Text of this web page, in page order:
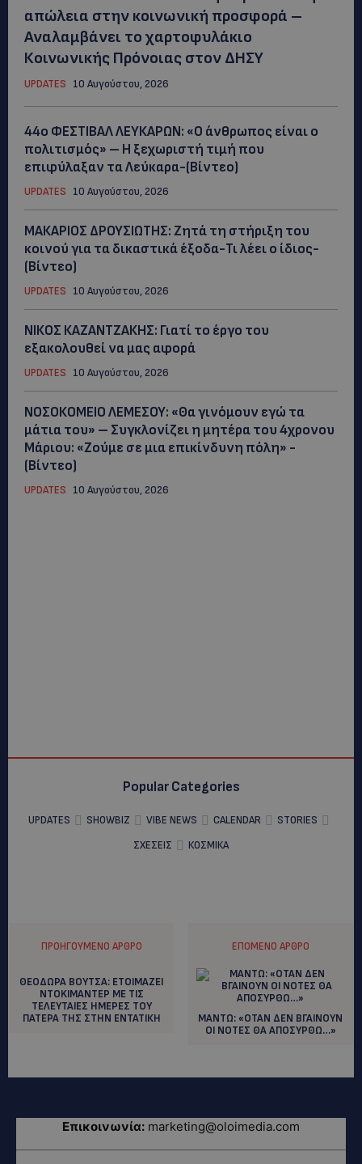
απώλεια στην κοινωνική προσφορά –
Αναλαμβάνει το χαρτοφυλάκιο
Κοινωνικής Πρόνοιας στον ΔΗΣΥ
UPDATES 10 Αυγούστου, 2026
44ο ΦΕΣΤΙΒΑΛ ΛΕΥΚΑΡΩΝ: «Ο άνθρωπος είναι ο
πολιτισμός» – Η ξεχωριστή τιμή που
επιφύλαξαν τα Λεύκαρα-(Βίντεο)
UPDATES 10 Αυγούστου, 2026
ΜΑΚΑΡΙΟΣ ΔΡΟΥΣΙΩΤΗΣ: Ζητά τη στήριξη του
κοινού για τα δικαστικά έξοδα-Τι λέει ο ίδιος-
(Βίντεο)
UPDATES 10 Αυγούστου, 2026
ΝΙΚΟΣ ΚΑΖΑΝΤΖΑΚΗΣ: Γιατί το έργο του
εξακολουθεί να μας αφορά
UPDATES 10 Αυγούστου, 2026
ΝΟΣΟΚΟΜΕΙΟ ΛΕΜΕΣΟΥ: «Θα γινόμουν εγώ τα
μάτια του» – Συγκλονίζει η μητέρα του 4χρονου
Μάριου: «Ζούμε σε μια επικίνδυνη πόλη» -
(Βίντεο)
UPDATES 10 Αυγούστου, 2026
Popular Categories
UPDATES SHOWBIZ VIBE NEWS CALENDAR
STORIES
ΣΧΕΣΕΙΣ
ΚΟΣΜΙΚΑ
ΠΡΟΗΓΟΎΜΕΝΟ ΆΡΘΡΟ
ΘΕΟΔΩΡΑ ΒΟΥΤΣΑ: ETOIMAZEI
NTOKIMANTEΡ ΜΕ ΤΙΣ
ΤΕΛΕΥΤΑΙΕΣ ΗΜΕΡΕΣ ΤΟΥ
ΠΑΤΕΡΑ ΤΗΣ ΣΤΗΝ ΕΝΤΑΤΙΚΗ
ΕΠΌΜΕΝΟ ΆΡΘΡΟ
ΜΑΝΤΩ: «ΟΤΑΝ ΔΕΝ ΒΓΑΙΝΟΥΝ
ΟΙ ΝΟΤΕΣ ΘΑ ΑΠΟΣΥΡΘΩ…»
Επικοινωνία: marketing@oloimedia.com